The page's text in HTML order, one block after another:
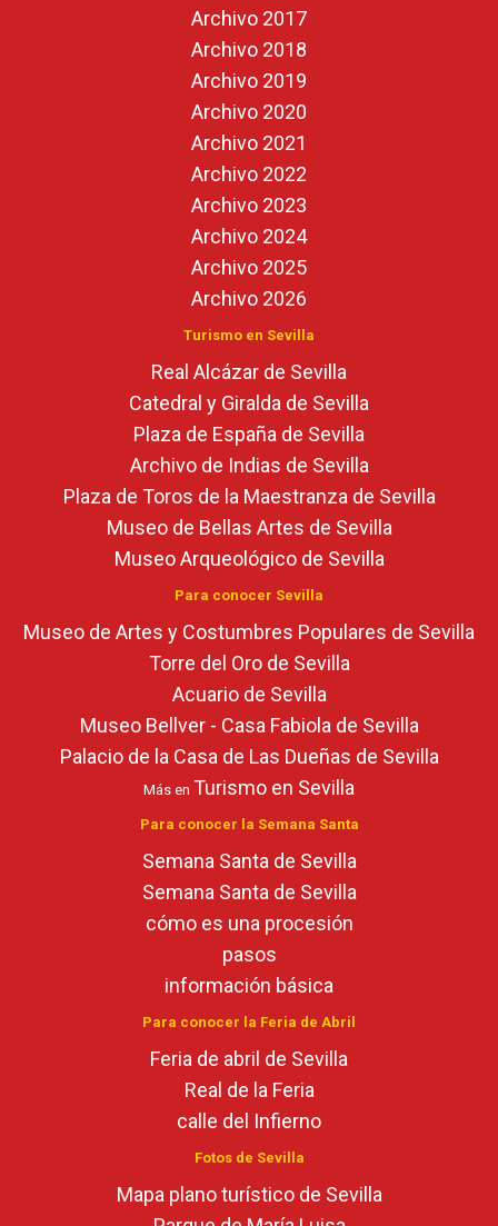
Archivo 2017
Archivo 2018
Archivo 2019
Archivo 2020
Archivo 2021
Archivo 2022
Archivo 2023
Archivo 2024
Archivo 2025
Archivo 2026
Turismo en Sevilla
Real Alcázar de Sevilla
Catedral y Giralda de Sevilla
Plaza de España de Sevilla
Archivo de Indias de Sevilla
Plaza de Toros de la Maestranza de Sevilla
Museo de Bellas Artes de Sevilla
Museo Arqueológico de Sevilla
Para conocer Sevilla
Museo de Artes y Costumbres Populares de Sevilla
Torre del Oro de Sevilla
Acuario de Sevilla
Museo Bellver - Casa Fabiola de Sevilla
Palacio de la Casa de Las Dueñas de Sevilla
Más en Turismo en Sevilla
Para conocer la Semana Santa
Semana Santa de Sevilla
Semana Santa de Sevilla
cómo es una procesión
pasos
información básica
Para conocer la Feria de Abril
Feria de abril de Sevilla
Real de la Feria
calle del Infierno
Fotos de Sevilla
Mapa plano turístico de Sevilla